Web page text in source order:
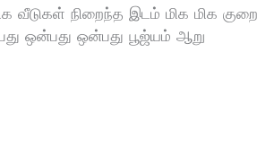
வீடுகள் நிறைந்த இடம் மிக மிக
ஒன்பது ஒன்பது பூஜ்யம் ஆறு